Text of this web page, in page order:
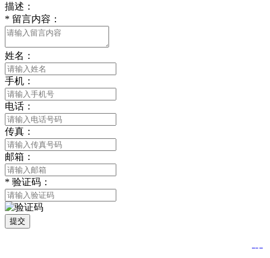
描述：
* 留言内容：
姓名：
手机：
电话：
传真：
邮箱：
* 验证码：
提交